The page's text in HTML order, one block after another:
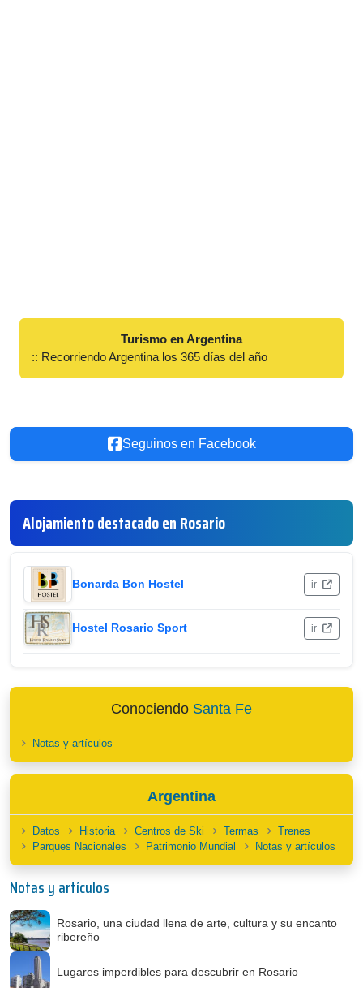
Turismo en Argentina
:: Recorriendo Argentina los 365 días del año
Seguinos en Facebook
Alojamiento destacado en Rosario
Bonarda Bon Hostel ir
Hostel Rosario Sport ir
Conociendo Santa Fe
Notas y artículos
Argentina
Datos Historia Centros de Ski Termas
Trenes
Parques Nacionales
Patrimonio Mundial Notas y artículos
Notas y artículos
Rosario, una ciudad llena de arte, cultura y su encanto
ribereño
Lugares imperdibles para descubrir en Rosario